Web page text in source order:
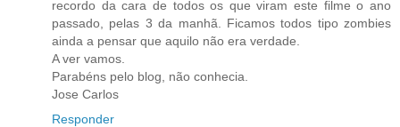
recordo da cara de todos os que viram este filme o ano
passado, pelas 3 da manhã. Ficamos todos tipo zombies
ainda a pensar que aquilo não era verdade.
A ver vamos.
Parabéns pelo blog, não conhecia.
Jose Carlos
Responder